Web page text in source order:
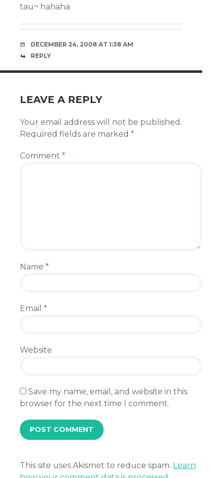
tau~ hahaha
DECEMBER 24, 2008 AT 1:38 AM
REPLY
LEAVE A REPLY
Your email address will not be published.
Required fields are marked *
Comment *
Name *
Email *
Website
Save my name, email, and website in this
browser for the next time I comment.
This site uses Akismet to reduce spam. Learn